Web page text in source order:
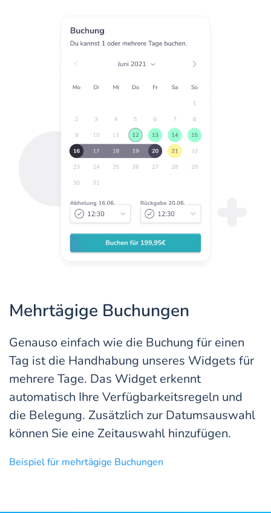
Mehrtägige Buchungen
Genauso einfach wie die Buchung für einen
Tag ist die Handhabung unseres Widgets für
mehrere Tage. Das Widget erkennt
automatisch Ihre Verfügbarkeitsregeln und
die Belegung. Zusätzlich zur Datumsauswahl
können Sie eine Zeitauswahl hinzufügen.
Beispiel für mehrtägige Buchungen